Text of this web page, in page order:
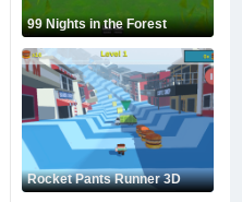
99 Nights in the Forest
Rocket Pants Runner 3D